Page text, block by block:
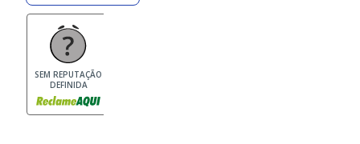
SEM REPUTAÇÃO
DEFINIDA